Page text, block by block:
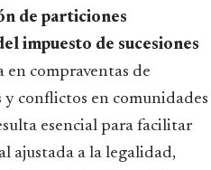
de particiones
impuesto de sucesiones
en compraventas de
conflictos en comunidades
esencial para facilitar
ajustada a la legalidad,